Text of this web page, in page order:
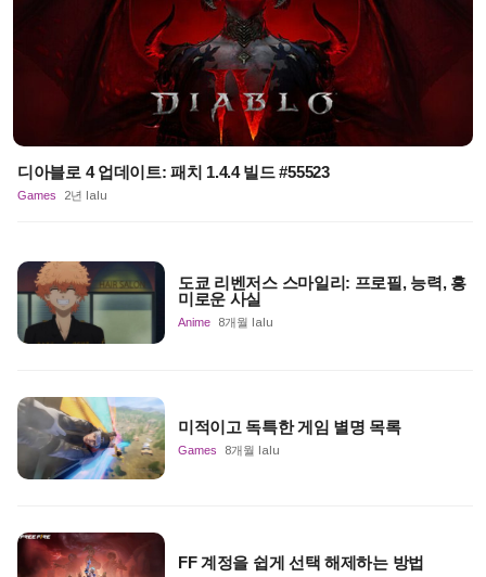
디아블로 4 업데이트: 패치 1.4.4 빌드 #55523
Games 2년 lalu
도쿄 리벤저스 스마일리: 프로필, 능력, 흥
미로운 사실
Anime 8개월 lalu
미적이고 독특한 게임 별명 목록
Games 8개월 lalu
FF 계정을 쉽게 선택 해제하는 방법